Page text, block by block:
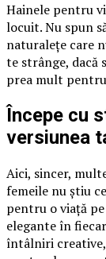
Hainele pentru
locuit. Nu spun
naturalețe care
te strânge, dacă
prea mult
Începe cu
versiunea
Aici, sincer,
femeile nu știu
pentru o viață
elegante în
întâlniri